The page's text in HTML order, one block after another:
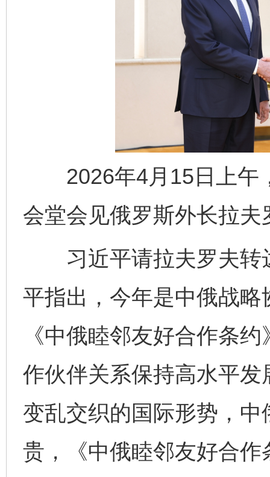
2026年4月15日上午
会堂会见俄罗斯外长拉夫
习近平请拉夫罗夫转
平指出，今年是中俄战
《中俄睦邻友好合作条
作伙伴关系保持高水平
变乱交织的国际形势，
贵，《中俄睦邻友好合